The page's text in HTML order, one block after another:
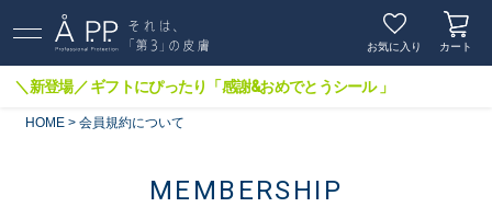
お気に入り カート
＼新登場／ ギフトにぴったり「感謝&おめでとうシール 」
HOME 会員規約について
MEMBERSHIP